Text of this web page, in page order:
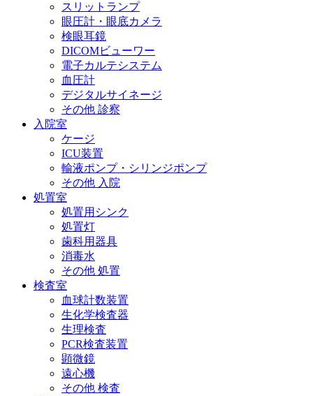
スリットランプ
眼圧計・眼底カメラ
検眼耳鏡
DICOMビューワー
電子カルテシステム
血圧計
デジタルサイネージ
その他 診察
入院室
ケージ
ICU装置
輸液ポンプ・シリンジポンプ
その他 入院
処置室
処置用シンク
処置灯
歯科用器具
消毒水
その他 処置
検査室
血球計数装置
生化学検査器
生理検査
PCR検査装置
顕微鏡
遠心機
その他 検査